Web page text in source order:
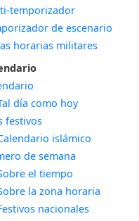
temporizador
de escenario
horarias militares
día como hoy
festivos
islámico
de semana
el tiempo
la zona horaria
nacionales